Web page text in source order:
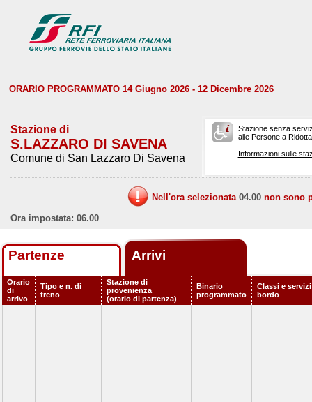
ORARIO PROGRAMMATO 14 Giugno 2026 - 12 Dicembre 2026
Stazione di
S.LAZZARO DI SAVENA
Comune di San Lazzaro Di Savena
Stazione senza
alle Persone a
Informazioni sulle
Nell'ora selezionata 04.00 non sono
Ora impostata: 06.00
Partenze Arrivi
Orario
di
arrivo
Tipo e n. di
treno
Stazione di
provenienza
(orario di partenza)
Binario
programmato
Classi e servizi
bordo